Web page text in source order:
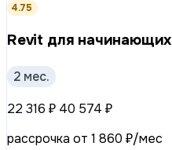
4.75
Revit для начинающих
2 мес.
22 316 ₽ 40 574 ₽
рассрочка от 1 860 ₽/мес